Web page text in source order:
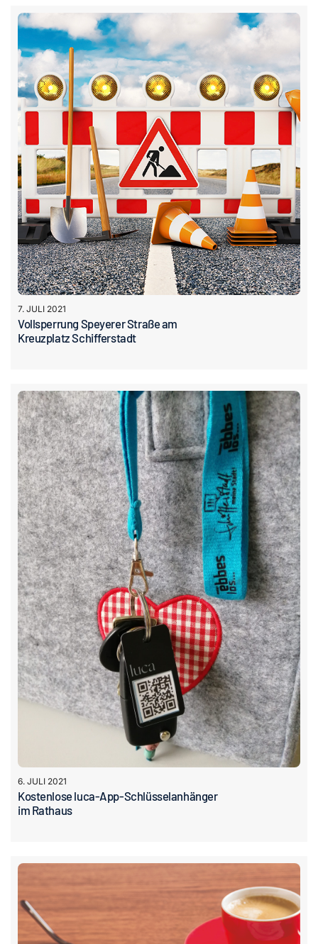
7. JULI 2021
Vollsperrung Speyerer Straße am
Kreuzplatz Schifferstadt
6. JULI 2021
Kostenlose luca-App-Schlüsselanhänger
im Rathaus